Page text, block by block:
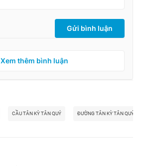
Gửi bình luận
Xem thêm bình luận
CẦU TÂN KỲ TÂN QUÝ ĐƯỜNG TÂN KỲ TÂN QUÝ